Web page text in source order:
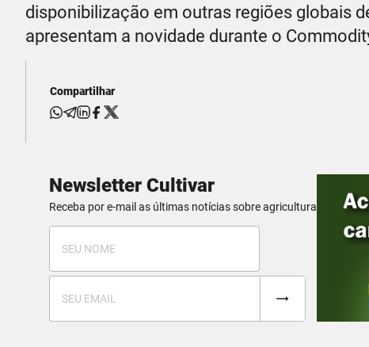
disponibilização em outras regiões globais
apresentam a novidade durante o
Compartilhar
Newsletter Cultivar
Receba por e-mail as últimas notícias sobre agricultura